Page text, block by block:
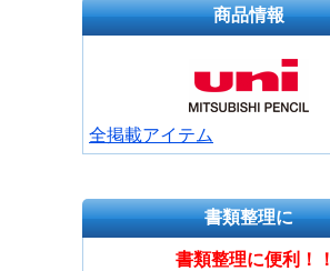
商品情報
全掲載アイテム
書類整理に
書類整理に便利！！